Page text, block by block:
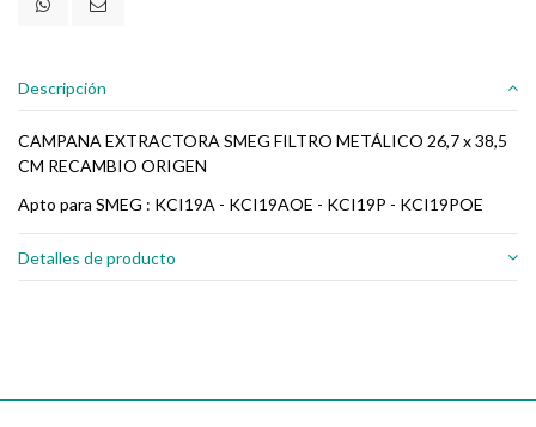
Descripción
CAMPANA EXTRACTORA SMEG FILTRO METÁLICO 26,7 x 38,5
CM RECAMBIO ORIGEN
Apto para SMEG : KCI19A - KCI19AOE - KCI19P - KCI19POE
Detalles de producto